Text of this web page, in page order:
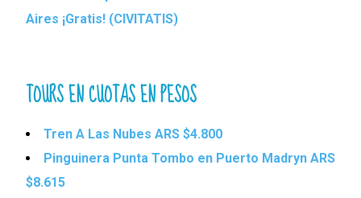
Aires ¡Gratis! (CIVITATIS)
TOURS EN CUOTAS EN PESOS
Tren A Las Nubes ARS $4.800
Pinguinera Punta Tombo en Puerto Madryn ARS
$8.615